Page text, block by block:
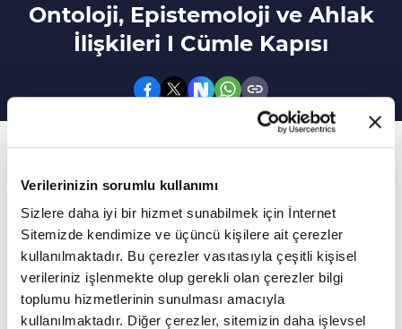
Verilerinizin sorumlu kullanımı
Sizlere daha iyi bir hizmet sunabilmek için İnternet
Sitemizde kendimize ve üçüncü kişilere ait çerezler
kullanılmaktadır. Bu çerezler vasıtasıyla çeşitli kişisel
verileriniz işlenmekte olup gerekli olan çerezler bilgi
toplumu hizmetlerinin sunulması amacıyla
kullanılmaktadır. Diğer çerezler, sitemizin daha işlevsel
Ontoloji, Epistemoloji ve Ahlak
İlişkileri I Cümle Kapısı
30. Bölüm
Anlam nedir ve nasıl oluşur? Varlık anlamını
nereden kazanır?
Anlam nedir ve nasıl oluşur? Varlık anlamını
nereden kazanır? Anlamı diri tutan şey nedir?
Anlama ve inanma arasındaki ilişki nedir?